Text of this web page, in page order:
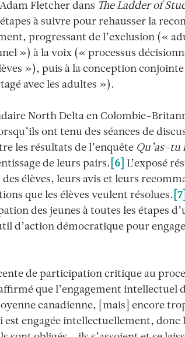
Fletcher dans The Ladder of
à suivre pour rehausser la
progressant de l’exclusion («
») à la voix (« processus
»), puis à la conception
avec les adultes »).
North Delta en Colombie-
ont tenu des séances de
les résultats de l’enquête Qu’as-tu
de leurs pairs. [6]
L’exposé
élèves, leurs avis et leurs
que les élèves veulent résolues. [7]
des jeunes à toutes les étapes
d’action démocratique pour
de participation critique au
que l’engagement intellectuel
canadienne, [mais] encore
est engagée intellectuellement, donc